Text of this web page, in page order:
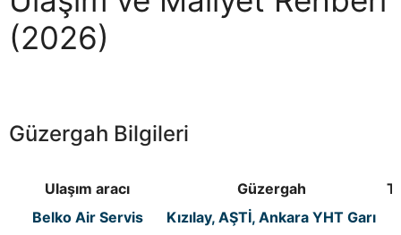
(2026)
Güzergah Bilgileri
Ulaşım aracı Güzergah
Belko Air Servis
Kızılay, AŞTİ, Ankara YHT Garı